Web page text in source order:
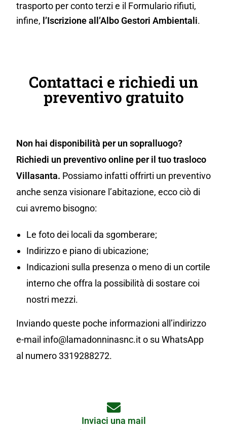
trasporto per conto terzi e il Formulario rifiuti,
infine, l’Iscrizione all’Albo Gestori Ambientali.
Contattaci e richiedi un
preventivo gratuito
Non hai disponibilità per un sopralluogo?
Richiedi un preventivo online per il tuo trasloco
Villasanta. Possiamo infatti offrirti un preventivo
anche senza visionare l’abitazione, ecco ciò di
cui avremo bisogno:
Le foto dei locali da sgomberare;
Indirizzo e piano di ubicazione;
Indicazioni sulla presenza o meno di un cortile
interno che offra la possibilità di sostare coi
nostri mezzi.
Inviando queste poche informazioni all’indirizzo
e-mail info@lamadonninasnc.it o su WhatsApp
al numero 3319288272.
Inviaci una mail